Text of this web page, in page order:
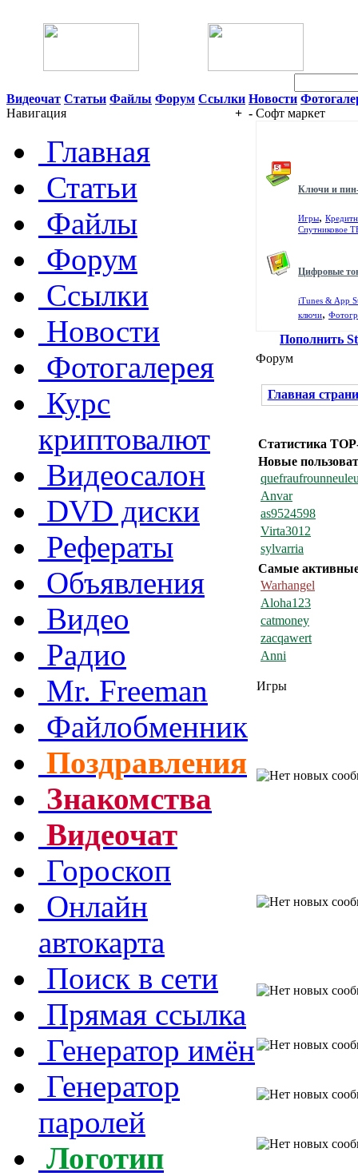
Видеочат Статьи Файлы Форум Ссылки Новости
Навигация
+ -
Главная
Статьи
Файлы
Форум
Ссылки
Новости
Фотогалерея
Курс
криптовалют
Видеосалон
DVD диски
Рефераты
Объявления
Видео
Радио
Mr. Freeman
Файлобменник
Поздравления
Знакомства
Видеочат
Гороскоп
Онлайн
автокарта
Поиск в сети
Прямая ссылка
Генератор имён
Генератор
паролей
Логотип
Софт маркет
Ключи и
Игры,
Спутниковое
Цифровые
iTunes & App
ключи,
Пополнить
Форум
Главная
Статистика
Новые
Anvar
as9524598
Virta3012
sylvarria
Самые
Warhangel
Aloha123
catmoney
zacqawert
Anni
Игры